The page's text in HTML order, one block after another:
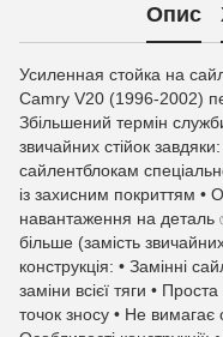
Опис
Усиленная стойка на
Camry V20 (1996-2002)
Збільшений термін
звичайних стійок
сайлентблокам
із захисним покриттям •
навантаження на деталь
більше (замість
конструкція: • Замінні
заміни всієї тяги •
точок зносу • Не вимагає